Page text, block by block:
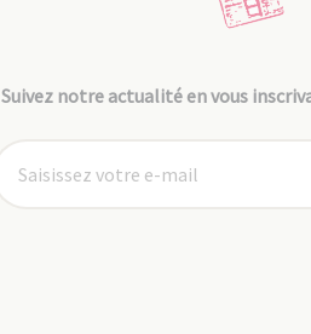
Suivez notre actualité en vous